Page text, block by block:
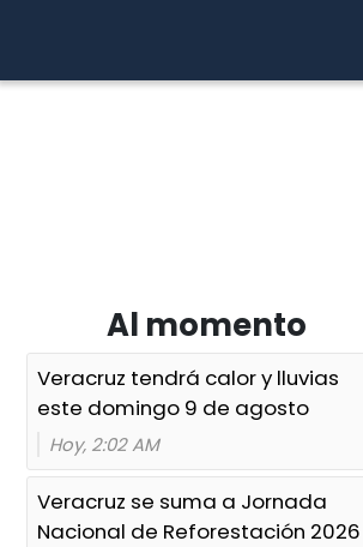
Al momento
Veracruz tendrá calor y lluvias
este domingo 9 de agosto
Hoy, 2:02 AM
Veracruz se suma a Jornada
Nacional de Reforestación 2026